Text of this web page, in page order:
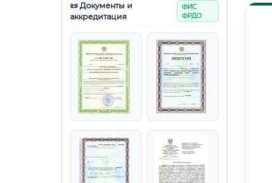
📜 Документы и
аккредитация
ФИС
ФРДО